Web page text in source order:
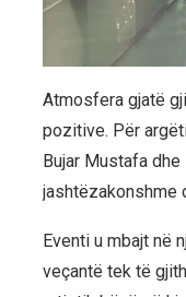
Atmosfera gjatë
pozitive. Për
Bujar Mustafa
jashtëzakonshme
Eventi u mbajt në
veçantë tek të